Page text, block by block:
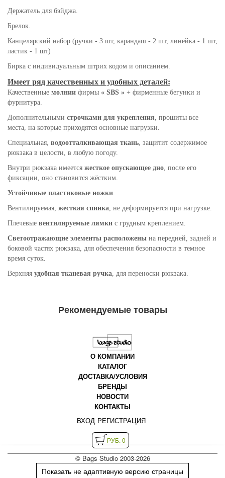
Держатель для бэйджа.
Брелок.
Канцелярский набор (ручки - 3 шт, карандаш - 2 шт, линейка - 1 шт,
ластик - 1 шт)
Бирка с индивидуальным штрих кодом и описанием.
Имеет ряд качественных и удобных деталей:
Качественные молнии фирмы « SBS » + фирменные бегунки и
фурнитура.
Дополнительными строчками для укрепления, прошиты все
места, на которые приходятся основные нагрузки.
Специальная, водоотталкивающая ткань, защитит содержимое
рюкзака в целости, в любую погоду.
Внутри рюкзака имеется жесткое опускающее дно, после его
фиксации, оно становится жёстким.
Устойчивые пластиковые ножки.
Вентилируемая, жесткая спинка, не деформируется при нагрузке.
Плечевые вентилируемые лямки с грудным креплением.
Светоотражающие элементы расположены на передней, задней и
боковой частях рюкзака, для обеспечения безопасности в темное
время суток.
Верхняя удобная тканевая ручка, для переноски рюкзака.
Рекомендуемые товары
О КОМПАНИИ
КАТАЛОГ
ДОСТАВКА/УСЛОВИЯ
БРЕНДЫ
НОВОСТИ
КОНТАКТЫ
ВХОД РЕГИСТРАЦИЯ
РУБ. 0
© Bags Studio 2003-2026
Показать не адаптивную версию страницы